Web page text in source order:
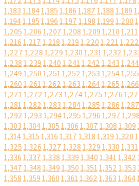
1,1831,1841,1851,1861,1871,1881,189
1,1941,1951,1961,1971,1981,1991,200
1,2051,2061,2071,2081,2091,2101,211
1,2161,2171,2181,2191,2201,2211,222
1,2271,2281,2291,2301,2311,232
1,2381,2391,2401,2411,2421,2431,244
1,2491,2501,2511,2521,2531,2541,255
1,2601,2611,2621,2631,2641,2651,266
1,2711,2721,2731,2741,2751,276
1,2811,2821,2831,2841,2851,2861,287
1,2921,2931,2941,2951,2961,2971,298
1,3031,3041,3051,3061,3071,3081,309
1,3141,3151,3161,3171,3181,3191,320
1,3251,3261,3271,3281,3291,3301,331
1,3361,3371,3381,3391,3401,3411,342
1,3471,3481,3491,3501,3511,3521,353
1,3581,3591,3601,3611,3621,3631,364